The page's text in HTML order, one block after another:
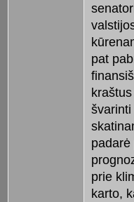
pat
prie
karto,